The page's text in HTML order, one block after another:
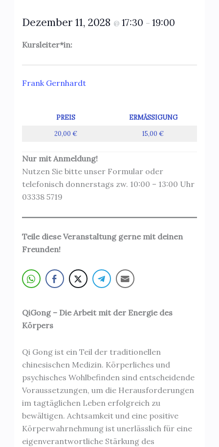
Dezember 11, 2028 @ 17:30 – 19:00
Kursleiter*in:
Frank Gernhardt
PREIS
ERMÄSSIGUNG
20,00 €
15,00 €
Nur mit Anmeldung!
Nutzen Sie bitte unser Formular oder
telefonisch donnerstags zw. 10:00 – 13:00 Uhr
03338 5719
Teile diese Veranstaltung gerne mit deinen
Freunden!
QiGong – Die Arbeit mit der Energie des
Körpers
Qi Gong ist ein Teil der traditionellen
chinesischen Medizin. Körperliches und
psychisches Wohlbefinden sind entscheidende
Voraussetzungen, um die Herausforderungen
im tagtäglichen Leben erfolgreich zu
bewältigen. Achtsamkeit und eine positive
Körperwahrnehmung ist unerlässlich für eine
eigenverantwortliche Stärkung des